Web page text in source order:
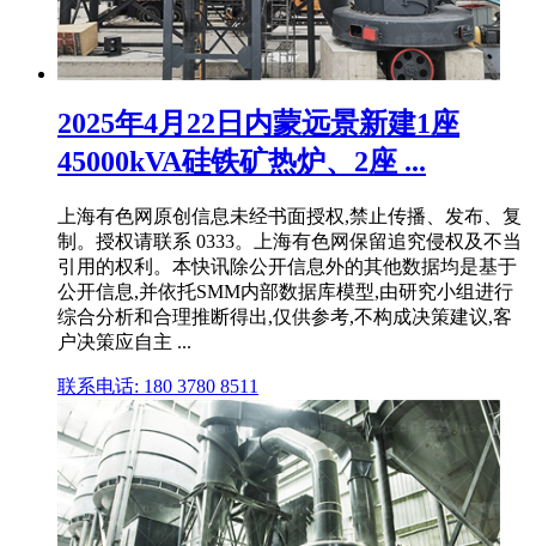
2025年4月22日内蒙远景新建1座
45000kVA硅铁矿热炉、2座 ...
上海有色网原创信息未经书面授权,禁止传播、发布、复
制。授权请联系 0333。上海有色网保留追究侵权及不当
引用的权利。本快讯除公开信息外的其他数据均是基于
公开信息,并依托SMM内部数据库模型,由研究小组进行
综合分析和合理推断得出,仅供参考,不构成决策建议,客
户决策应自主 ...
联系电话: 180 3780 8511